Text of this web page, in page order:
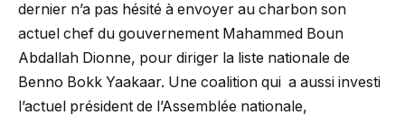
dernier n’a pas hésité à envoyer au charbon son
actuel chef du gouvernement Mahammed Boun
Abdallah Dionne, pour diriger la liste nationale de
Benno Bokk Yaakaar. Une coalition qui a aussi investi
l’actuel président de l’Assemblée nationale,